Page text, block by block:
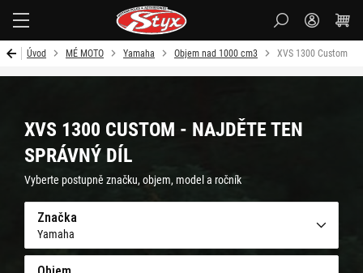
Úvod MÉ MOTO Yamaha Objem nad 1000 cm3 XVS 1300 Custom
XVS 1300 CUSTOM - NAJDĚTE TEN
SPRÁVNÝ DÍL
Vyberte postupně značku, objem, model a ročník
Značka
Yamaha